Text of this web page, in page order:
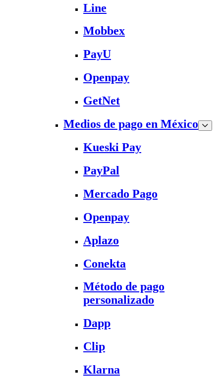
Line
Mobbex
PayU
Openpay
GetNet
Medios de pago en México
Kueski Pay
PayPal
Mercado Pago
Openpay
Aplazo
Conekta
Método de pago
personalizado
Dapp
Clip
Klarna